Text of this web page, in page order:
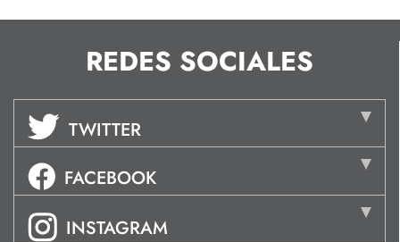
REDES SOCIALES
TWITTER
FACEBOOK
INSTAGRAM